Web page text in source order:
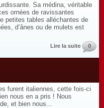
Sa médina, véritable
ornées de ravissantes
petites tables alléchantes de
d’ânes ou de mulets est
Lire la suite 0
furent italiennes, cette fois-ci
nous en a pris ! Nous
et bien nous...